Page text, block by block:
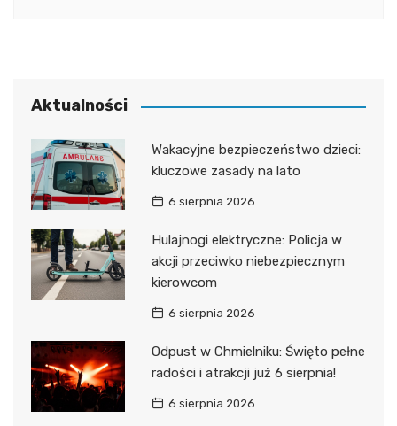
Aktualności
Wakacyjne bezpieczeństwo dzieci:
kluczowe zasady na lato
6 sierpnia 2026
Hulajnogi elektryczne: Policja w
akcji przeciwko niebezpiecznym
kierowcom
6 sierpnia 2026
Odpust w Chmielniku: Święto pełne
radości i atrakcji już 6 sierpnia!
6 sierpnia 2026